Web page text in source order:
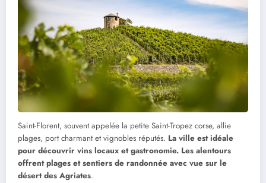
Saint-Florent, souvent appelée la petite Saint-Tropez corse, allie
plages, port charmant et vignobles réputés. La ville est idéale
pour découvrir vins locaux et gastronomie. Les alentours
offrent plages et sentiers de randonnée avec vue sur le
désert des Agriates.